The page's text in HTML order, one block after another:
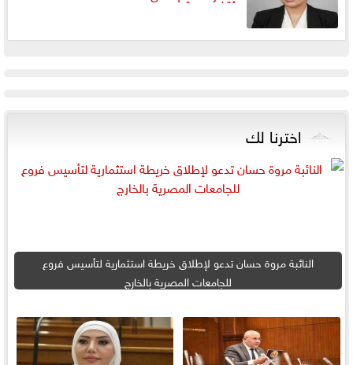
اخترنا لك
النائبة مروة حسان تدعو لإطلاق خريطة استثمارية لتأسيس فروع
للجامعات المصرية بالخارج